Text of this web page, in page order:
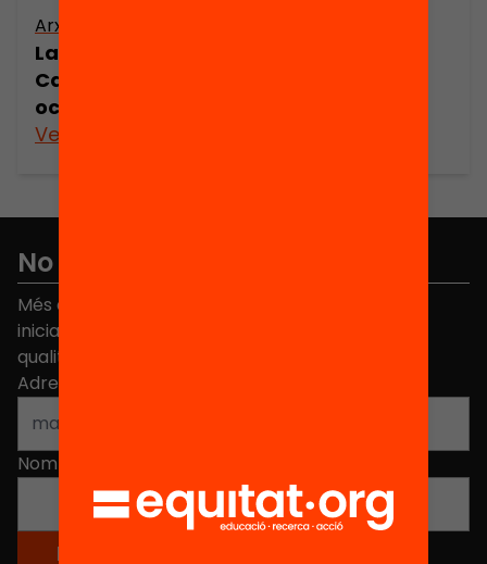
Arxiu
La indústria del gènere de punt a
Catalunya, 1891-1936. Canvi tècnic,
ocupació i mercat
Veure’n més
No et perdis res
Més de 40.000 persones ja han triat Equitat. Rep
iniciatives, propostes i projectes per millorar la
qualitat de l'educació a Catalunya.
Adreça electrònica
Nom